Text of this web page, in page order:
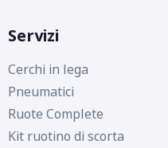
Servizi
Cerchi in lega
Pneumatici
Ruote Complete
Kit ruotino di scorta